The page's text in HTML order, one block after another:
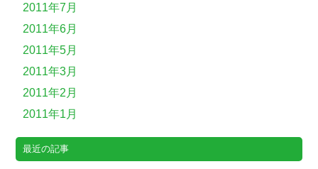
2011年7月
2011年6月
2011年5月
2011年3月
2011年2月
2011年1月
最近の記事